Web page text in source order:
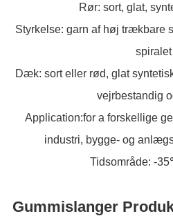
Rør: sort, glat,
Styrkelse: garn af høj trækbare
spiralet
Dæk: sort eller rød, glat
vejrbestandig
Application:for a forskellige
industri, bygge- og
Tidsområde: -
Gummislanger